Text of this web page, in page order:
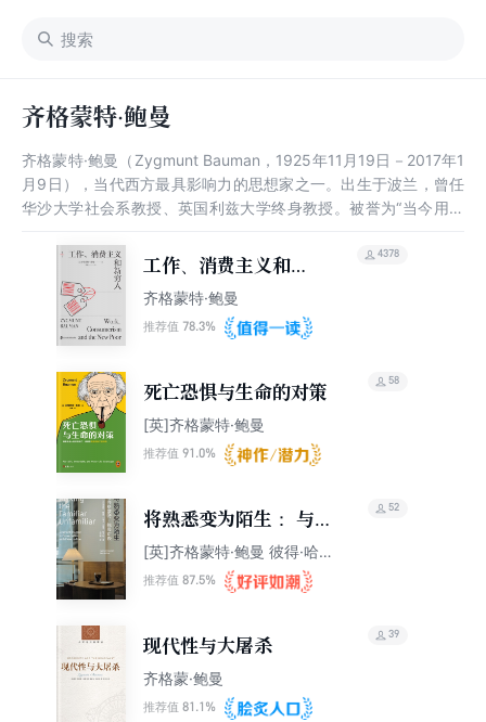
齐格蒙特·鲍曼
齐格蒙特·鲍曼（Zygmunt Bauman，1925年11月19日－2017年1
月9日），当代西方最具影响力的思想家之一。出生于波兰，曾任
华沙大学社会系教授、英国利兹大学终身教授。被誉为“当今用英
曼“把世界译写成文字。通过他,现今的一切变得有连贯感”。一生出
版 50多本著作。代表性中译本有《现代性与大 屠杀》《工作、消
费主义和新穷人》《社会学之思》《立法与阐释者》《流动的现代
性 》《现代性与矛盾性》《共同体:在一个不确定的世界中寻找安
全》《全球化:人类的后果》等。社会学家凯斯·泰斯特评价道，鲍
曼“把世界译写成文字。通过他,现今的一切变得有连贯感……鲍曼
格言式长句的写作偏好，使他的著作风格独树一帜”。
工作、消费主义和新
穷人
齐格蒙特·鲍曼
推荐值 78.3%
4378
死亡恐惧与生命的对策
[英]齐格蒙特·鲍曼
推荐值 91.0%
58
将熟悉变为陌生： 与齐
格蒙特·鲍曼对谈
[英]齐格蒙特·鲍曼 彼得·哈
夫纳
推荐值 87.5%
52
现代性与大屠杀
齐格蒙·鲍曼
推荐值 81.1%
39